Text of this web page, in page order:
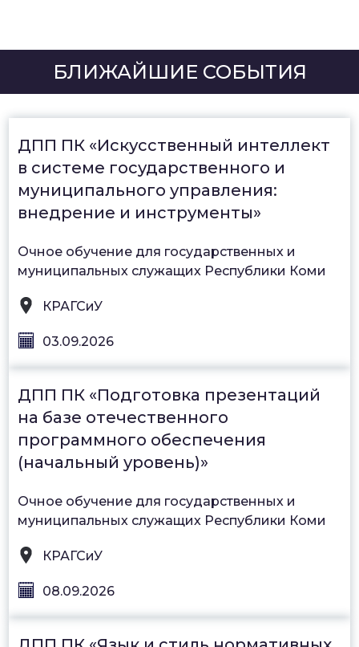
БЛИЖАЙШИЕ СОБЫТИЯ
ДПП ПК «Искусственный интеллект
в системе государственного и
муниципального управления:
внедрение и инструменты»
Очное обучение для государственных и
муниципальных служащих Республики Коми
КРАГСиУ
03.09.2026
ДПП ПК «Подготовка презентаций
на базе отечественного
программного обеспечения
(начальный уровень)»
Очное обучение для государственных и
муниципальных служащих Республики Коми
КРАГСиУ
08.09.2026